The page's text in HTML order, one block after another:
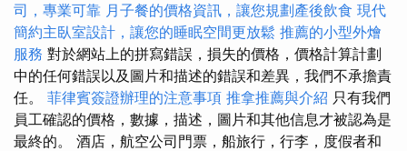
司，專業可靠 月子餐的價格資訊，讓您規劃產後飲食 現代
簡約主臥室設計，讓您的睡眠空間更放鬆 推薦的小型外燴
服務 對於網站上的拼寫錯誤，損失的價格，價格計算計劃
中的任何錯誤以及圖片和描述的錯誤和差異，我們不承擔責
任。 菲律賓簽證辦理的注意事項 推拿推薦與介紹 只有我們
員工確認的價格，數據，描述，圖片和其他信息才被認為是
最終的。 酒店，航空公司門票，船旅行，行李，度假者和